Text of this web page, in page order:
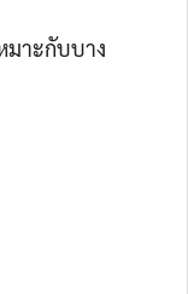
มาะกับบาง